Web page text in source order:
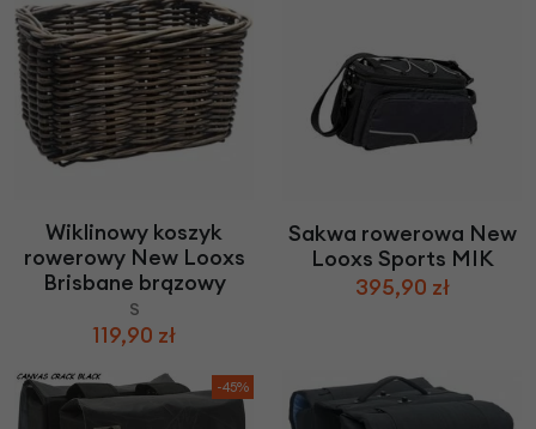
Wiklinowy koszyk
rowerowy New Looxs
Brisbane brązowy
S
119,90 zł
Sakwa rowerowa New
Looxs Sports MIK
395,90 zł
-45%